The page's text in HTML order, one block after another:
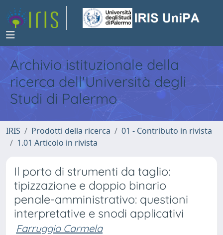
Archivio istituzionale della
ricerca dell'Università degli
Studi di Palermo
IRIS Prodotti della ricerca
01 - Contributo in rivista
1.01 Articolo in rivista
Il porto di strumenti da taglio:
tipizzazione e doppio binario
penale-amministrativo: questioni
interpretative e snodi applicativi
Farruggio Carmela